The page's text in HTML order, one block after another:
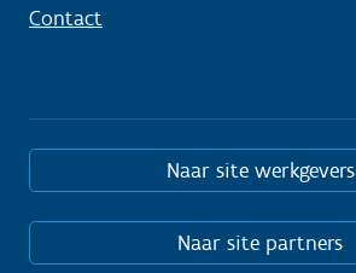
Contact
Naar site werkgevers
Naar site partners